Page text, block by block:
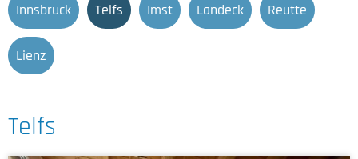
Innsbruck Telfs Imst Landeck Reutte
Lienz
Telfs